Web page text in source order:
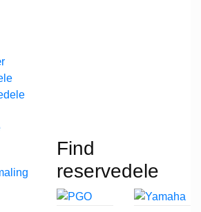
Find
reservedele